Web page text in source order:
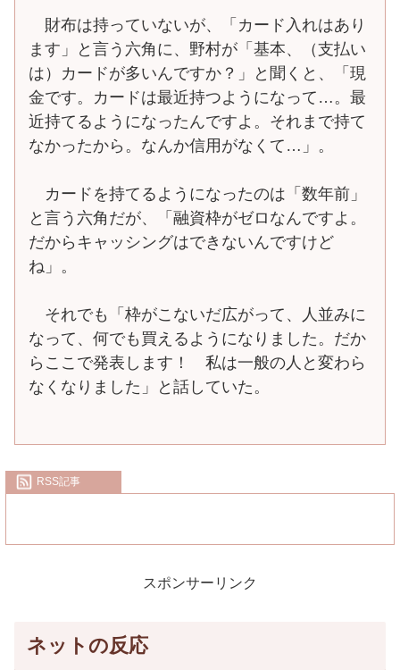
財布は持っていないが、「カード入れはあり
ます」と言う六角に、野村が「基本、（支払い
は）カードが多いんですか？」と聞くと、「現
金です。カードは最近持つようになって…。最
近持てるようになったんですよ。それまで持て
なかったから。なんか信用がなくて…」。
カードを持てるようになったのは「数年前」
と言う六角だが、「融資枠がゼロなんですよ。
だからキャッシングはできないんですけど
ね」。
それでも「枠がこないだ広がって、人並みに
なって、何でも買えるようになりました。だか
らここで発表します！ 私は一般の人と変わら
なくなりました」と話していた。
RSS記事
スポンサーリンク
ネットの反応